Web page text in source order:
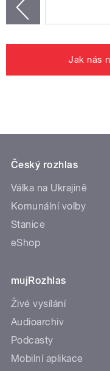
Jak nás
Český rozhlas
Válka na Ukrajině
Komunální volby
Stanice
eShop
mujRozhlas
Živé vysílání
Audioarchiv
Podcasty
Mobilní aplikace